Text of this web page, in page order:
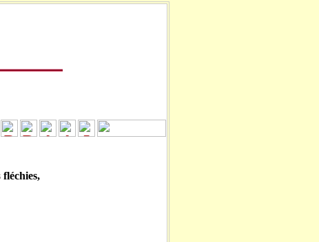
fléchies,